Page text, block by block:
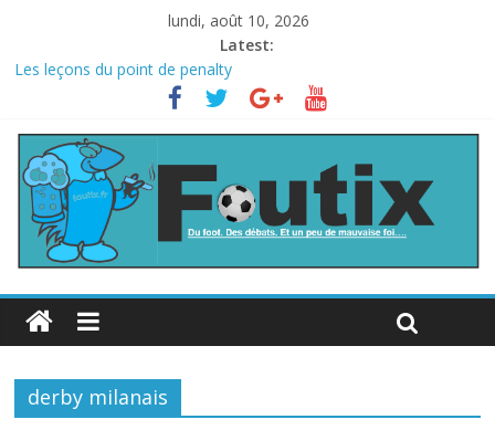
lundi, août 10, 2026
Latest:
Les leçons du point de penalty
Le football italien retombe dans le chaos
La FIFA veut vendre une part de la Coupe du monde à des fonds
privés, la planète football s’insurge
Les curiosités de la Coupe du monde
L’Inde et la Chine, trop mauvais au football ?
derby milanais